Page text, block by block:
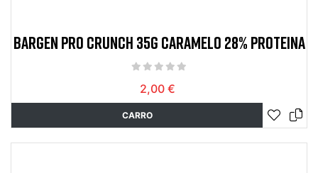
BARGEN PRO CRUNCH 35G CARAMELO 28% PROTEINA
2,00 €
CARRO